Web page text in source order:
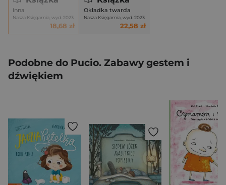
Inna
Nasza Księgarnia, wyd. 2023
18,68 zł
Okładka twarda
Nasza Księgarnia, wyd. 2023
22,58 zł
Podobne do Pucio. Zabawy gestem i
dźwiękiem